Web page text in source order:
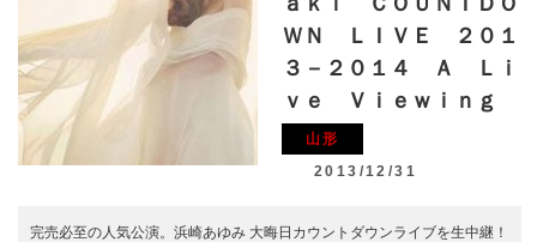
ＷＮ ＬＩＶＥ ２０１
３－２０１４ Ａ Ｌｉ
ｖｅ Ｖｉｅｗｉｎｇ
山形
2013/12/31
完売必至の人気公演。浜崎あゆみ 大晦日カウントダウンライブを生中継！